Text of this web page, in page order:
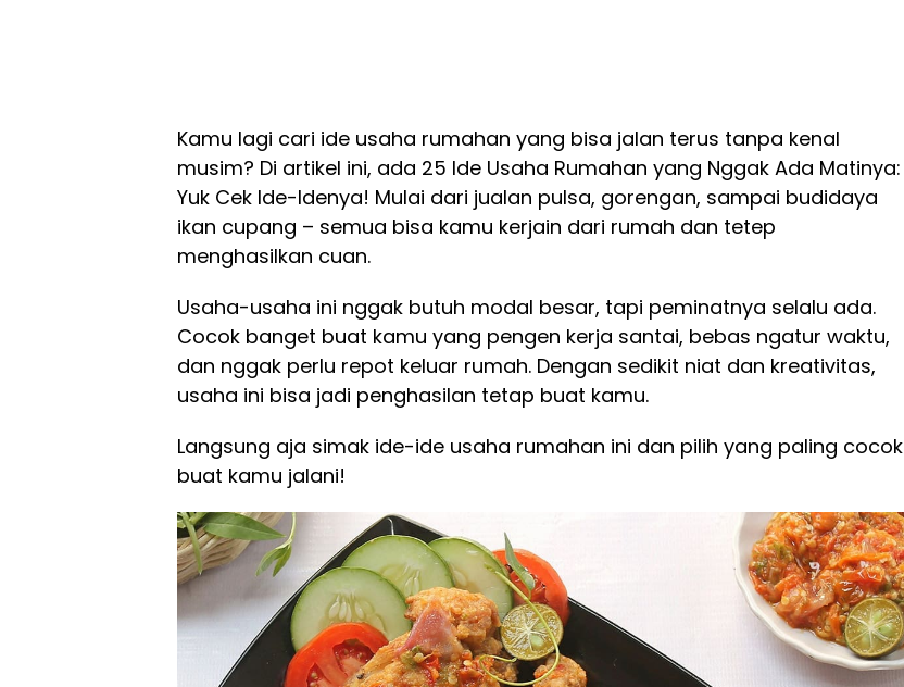
Kamu lagi cari ide usaha rumahan yang bisa jalan terus tanpa kenal
musim? Di artikel ini, ada 25 Ide Usaha Rumahan yang Nggak Ada Matinya:
Yuk Cek Ide-Idenya! Mulai dari jualan pulsa, gorengan, sampai budidaya
ikan cupang – semua bisa kamu kerjain dari rumah dan tetep
menghasilkan cuan.
Usaha-usaha ini nggak butuh modal besar, tapi peminatnya selalu ada.
Cocok banget buat kamu yang pengen kerja santai, bebas ngatur waktu,
dan nggak perlu repot keluar rumah. Dengan sedikit niat dan kreativitas,
usaha ini bisa jadi penghasilan tetap buat kamu.
Langsung aja simak ide-ide usaha rumahan ini dan pilih yang paling cocok
buat kamu jalani!